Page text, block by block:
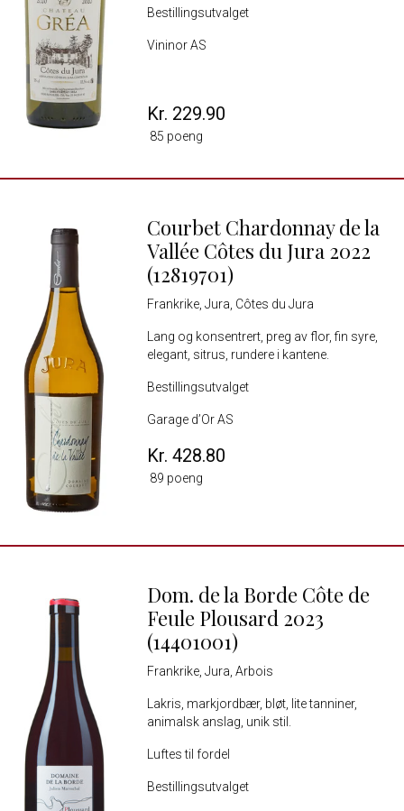
Bestillingsutvalget
Vininor AS
Kr. 229.90
85 poeng
Courbet Chardonnay de la
Vallée Côtes du Jura 2022
(12819701)
Frankrike, Jura, Côtes du Jura
Lang og konsentrert, preg av flor, fin syre,
elegant, sitrus, rundere i kantene.
Bestillingsutvalget
Garage d’Or AS
Kr. 428.80
89 poeng
Dom. de la Borde Côte de
Feule Plousard 2023
(14401001)
Frankrike, Jura, Arbois
Lakris, markjordbær, bløt, lite tanniner,
animalsk anslag, unik stil.
Luftes til fordel
Bestillingsutvalget